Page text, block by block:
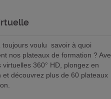
toujours voulu savoir à quoi
nos plateaux de formation ?
virtuelles 360° HD, plongez en
et découvrez plus de 60 plateaux